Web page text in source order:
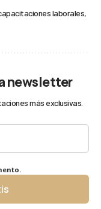
laborales
newsletter
más exclusivas.